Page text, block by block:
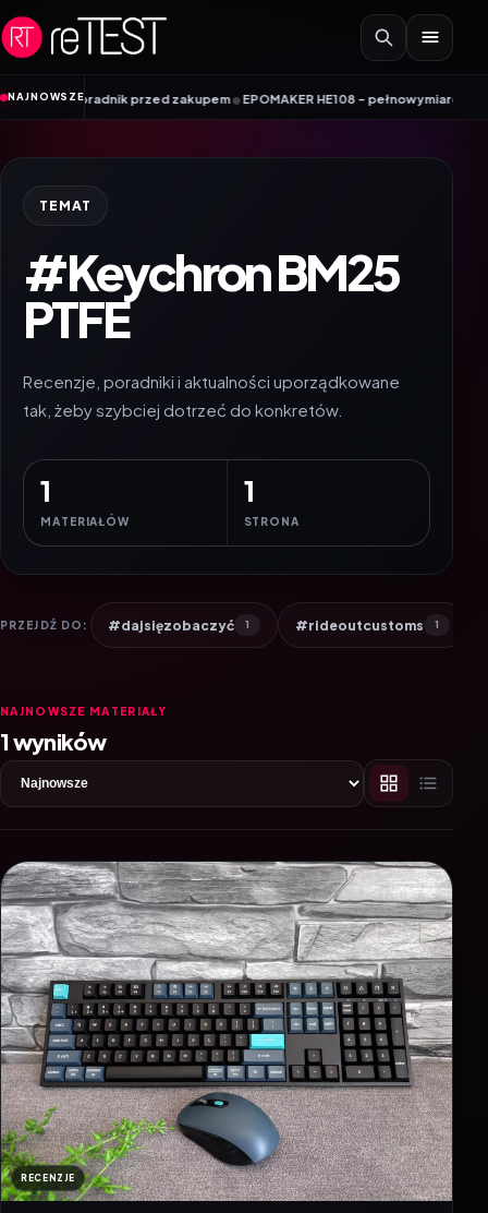
Przejdź do treści
NAJNOWSZE
poradnik przed zakupem•EPOMAKER HE108 – pełnowymiarowa
TEMAT
#Keychron BM25
PTFE
Recenzje, poradniki i aktualności uporządkowane
tak, żeby szybciej dotrzeć do konkretów.
1
MATERIAŁÓW
1
STRONA
PRZEJDŹ DO: #dajsięzobaczyć 1 #rideoutcustoms 1
NAJNOWSZE MATERIAŁY
1 wyników
RECENZJE